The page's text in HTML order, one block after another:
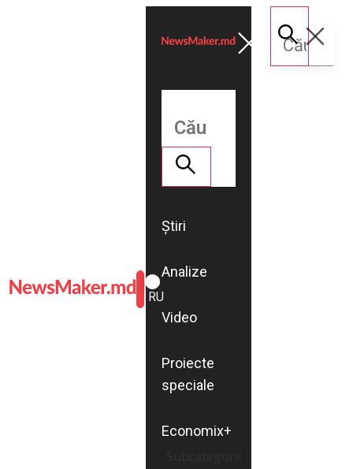
ROMÂNĂ
RU
Știri
Analize
Video
Proiecte
speciale
Economix+